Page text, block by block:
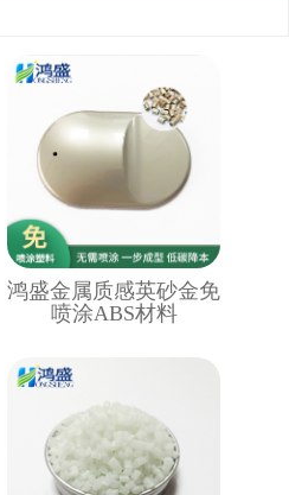
鸿盛金属质感英砂金免
喷涂ABS材料